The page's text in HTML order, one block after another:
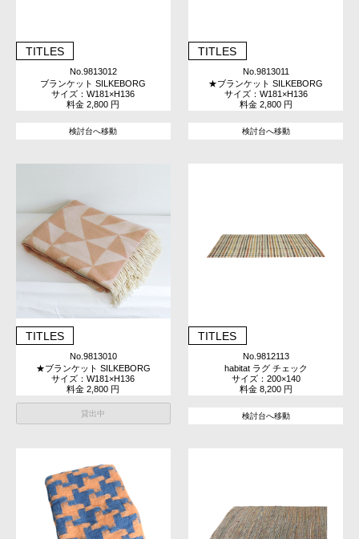
TITLES
No.9813012
ブランケット SILKEBORG
サイズ：W181×H136
料金 2,800 円
検討台へ移動
TITLES
No.9813011
★ブランケット SILKEBORG
サイズ：W181×H136
料金 2,800 円
検討台へ移動
TITLES
No.9813010
★ブランケット SILKEBORG
サイズ：W181×H136
料金 2,800 円
貸出中
TITLES
No.9812113
habitat ラグ チェック
サイズ：200×140
料金 8,200 円
検討台へ移動